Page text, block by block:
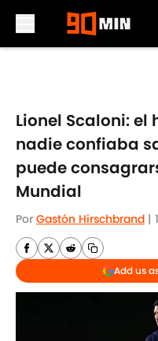
Lionel Scaloni: el
nadie confiaba
puede
Mundial
Por Gastón Hirschbrand |
Add us